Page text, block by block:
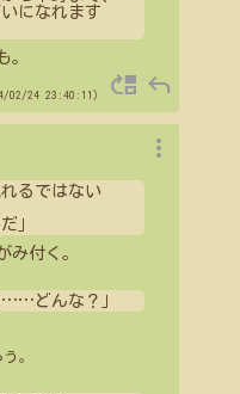
になれます
。
02/24 23:40:11） move_up reply
るではない
」
み付く。
…… どんな？」
。
more_vert